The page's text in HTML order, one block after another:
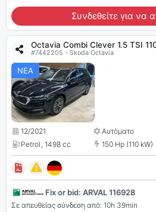
Συνδεθείτε για να
Octavia Combi Clever 1.5 TSI
#7442205 - Skoda Octavia
ΝΕΑ
12/2021 Αυτόματο
Petrol, 1498 cc 150 Hp (110 kW)
Fix or bid: ARVAL 116928
Σε απευθείας σύνδεση από: 10h 39min